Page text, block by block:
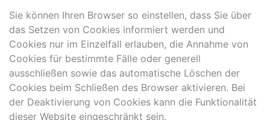
Sie können Ihren Browser so einstellen, dass Sie über
das Setzen von Cookies informiert werden und
Cookies nur im Einzelfall erlauben, die Annahme von
Cookies für bestimmte Fälle oder generell
ausschließen sowie das automatische Löschen der
Cookies beim Schließen des Browser aktivieren. Bei
der Deaktivierung von Cookies kann die Funktionalität
dieser Website eingeschränkt sein.